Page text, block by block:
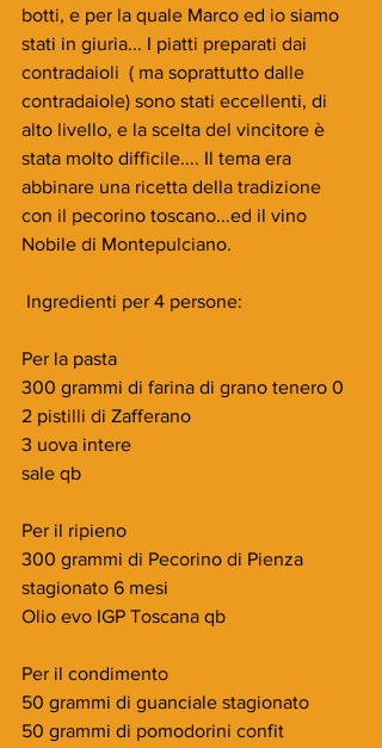
botti, e per la quale Marco ed io siamo
stati in giuria... I piatti preparati dai
contradaioli  ( ma soprattutto dalle
contradaiole) sono stati eccellenti, di
alto livello, e la scelta del vincitore è
stata molto difficile.... Il tema era
abbinare una ricetta della tradizione
con il pecorino toscano...ed il vino
Nobile di Montepulciano.
Ingredienti per 4 persone:
Per la pasta
300 grammi di farina di grano tenero 0
2 pistilli di Zafferano
3 uova intere
sale qb
Per il ripieno
300 grammi di Pecorino di Pienza
stagionato 6 mesi
Olio evo IGP Toscana qb
Per il condimento
50 grammi di guanciale stagionato
50 grammi di pomodorini confit